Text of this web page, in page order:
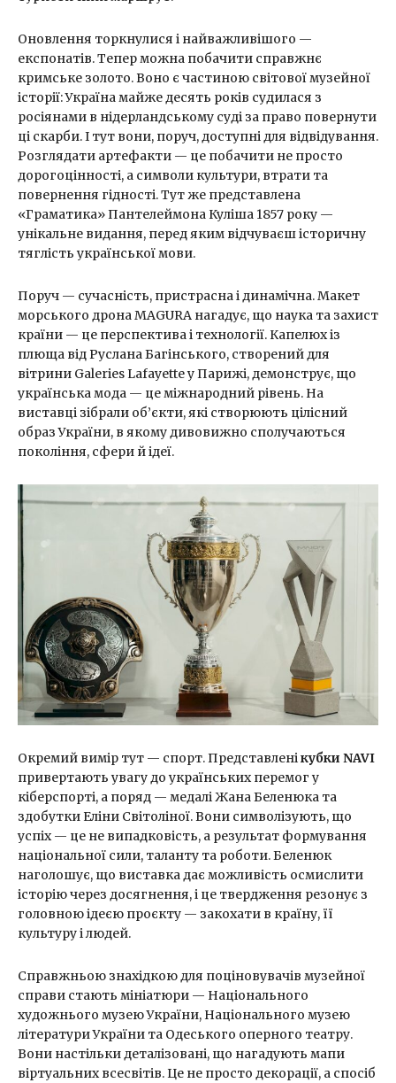
Оновлення торкнулися і найважливішого —
експонатів. Тепер можна побачити справжнє
кримське золото. Воно є частиною світової музейної
історії: Україна майже десять років судилася з
росіянами в нідерландському суді за право повернути
ці скарби. І тут вони, поруч, доступні для відвідування.
Розглядати артефакти — це побачити не просто
дорогоцінності, а символи культури, втрати та
повернення гідності. Тут же представлена
«Граматика» Пантелеймона Куліша 1857 року —
унікальне видання, перед яким відчуваєш історичну
тяглість української мови.
Поруч — сучасність, пристрасна і динамічна. Макет
морського дрона MAGURA нагадує, що наука та захист
країни — це перспектива і технології. Капелюх із
плюща від Руслана Багінського, створений для
вітрини Galeries Lafayette у Парижі, демонструє, що
українська мода — це міжнародний рівень. На
виставці зібрали об’єкти, які створюють цілісний
образ України, в якому дивовижно сполучаються
покоління, сфери й ідеї.
Окремий вимір тут — спорт. Представлені кубки NAVI
привертають увагу до українських перемог у
кіберспорті, а поряд — медалі Жана Беленюка та
здобутки Еліни Світоліної. Вони символізують, що
успіх — це не випадковість, а результат формування
національної сили, таланту та роботи. Беленюк
наголошує, що виставка дає можливість осмислити
історію через досягнення, і це твердження резонує з
головною ідеєю проєкту — закохати в країну, її
культуру і людей.
Справжньою знахідкою для поціновувачів музейної
справи стають мініатюри — Національного
художнього музею України, Національного музею
літератури України та Одеського оперного театру.
Вони настільки деталізовані, що нагадують мапи
віртуальних всесвітів. Це не просто декорації, а спосіб